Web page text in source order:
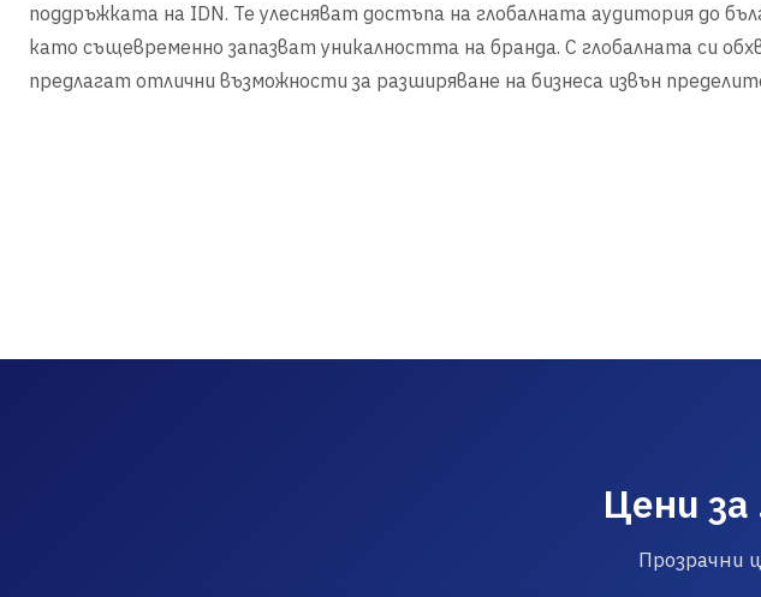
поддръжката на IDN. Те улесняват достъпа на глобалната аудитория до
като същевременно запазват уникалността на бранда. С глобалната си
предлагат отлични възможности за разширяване на бизнеса извън
Цени
Прозрачни